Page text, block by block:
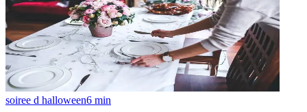
soiree d halloween6 min